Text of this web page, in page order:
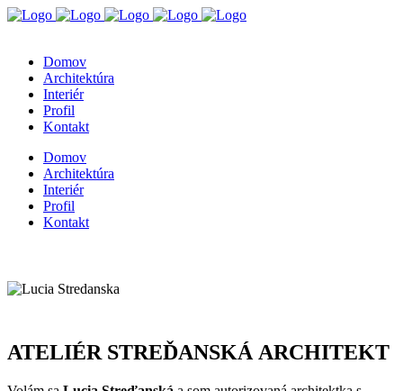
Domov
Architektúra
Interiér
Profil
Kontakt
Domov
Architektúra
Interiér
Profil
Kontakt
ATELIÉR STREĎANSKÁ ARCHITEKT